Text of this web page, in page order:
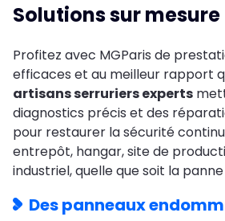
Solutions sur mesure
Profitez avec MGParis de
efficaces et au meilleur rapport
artisans serruriers experts
diagnostics précis et des
pour restaurer la sécurité
entrepôt, hangar, site de
industriel, quelle que soit la
Des panneaux